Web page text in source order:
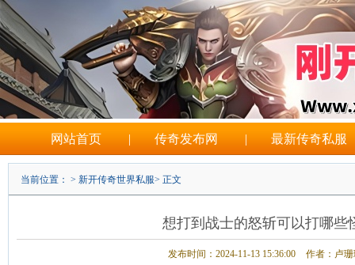
网站首页 | 传奇发布网 | 最新传奇私服
当前位置： > 新开传奇世界私服> 正文
想打到战士的怒斩可以打哪些
发布时间：2024-11-13 15:36:00 作者：卢